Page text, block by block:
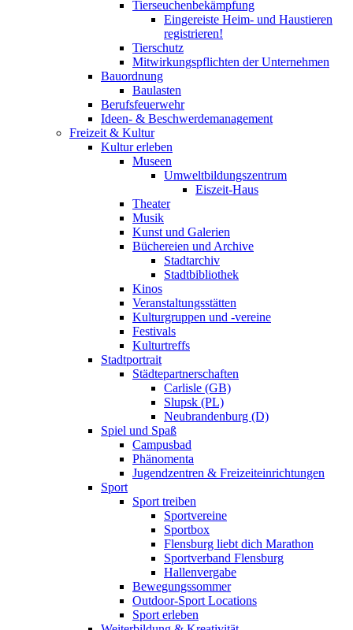
Tierseuchenbekämpfung
Eingereiste Heim- und Haustieren
registrieren!
Tierschutz
Mitwirkungspflichten der Unternehmen
Bauordnung
Baulasten
Berufsfeuerwehr
Ideen- & Beschwerdemanagement
Freizeit & Kultur
Kultur erleben
Museen
Umweltbildungszentrum
Eiszeit-Haus
Theater
Musik
Kunst und Galerien
Büchereien und Archive
Stadtarchiv
Stadtbibliothek
Kinos
Veranstaltungsstätten
Kulturgruppen und -vereine
Festivals
Kulturtreffs
Stadtportrait
Städtepartnerschaften
Carlisle (GB)
Slupsk (PL)
Neubrandenburg (D)
Spiel und Spaß
Campusbad
Phänomenta
Jugendzentren & Freizeiteinrichtungen
Sport
Sport treiben
Sportvereine
Sportbox
Flensburg liebt dich Marathon
Sportverband Flensburg
Hallenvergabe
Bewegungssommer
Outdoor-Sport Locations
Sport erleben